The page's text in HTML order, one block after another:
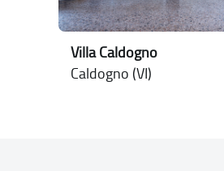
Villa Caldogno
Caldogno (VI)